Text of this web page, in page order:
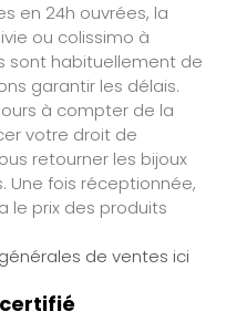
en 24h ouvrées, la
ou colissimo à
sont habituellement de
garantir les délais.
à compter de la
votre droit de
retourner les bijoux
Une fois réceptionnée,
le prix des produits
de ventes ici